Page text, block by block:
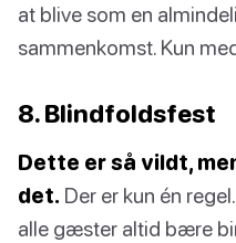
at blive som en
sammenkomst. Kun
8. Blindfoldsfest
Dette er så vildt,
det. Der er kun én
alle gæster altid bære